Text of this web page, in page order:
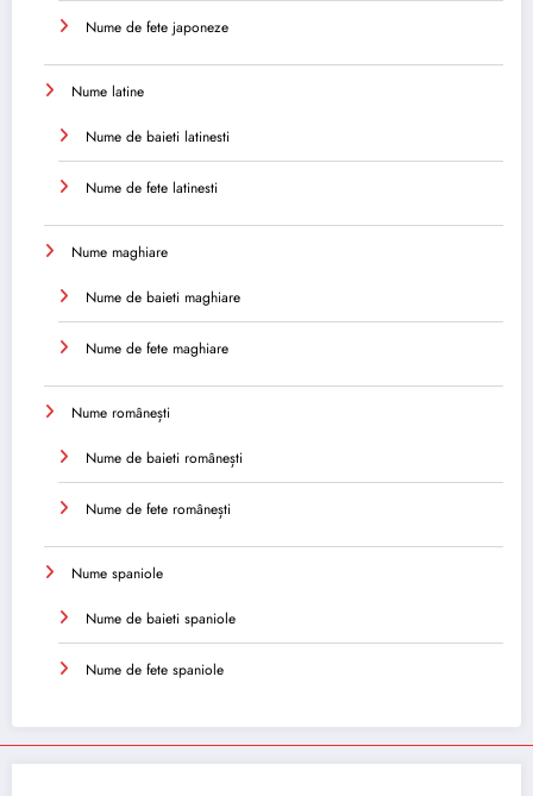
Nume de fete japoneze
Nume latine
Nume de baieti latinesti
Nume de fete latinesti
Nume maghiare
Nume de baieti maghiare
Nume de fete maghiare
Nume românești
Nume de baieti românești
Nume de fete românești
Nume spaniole
Nume de baieti spaniole
Nume de fete spaniole